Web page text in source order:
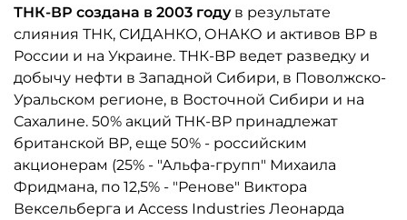
ТНК-ВР создана в 2003 году в результате
слияния ТНК, СИДАНКО, ОНАКО и активов ВР в
России и на Украине. ТНК-BP ведет разведку и
добычу нефти в Западной Сибири, в Поволжско-
Уральском регионе, в Восточной Сибири и на
Сахалине. 50% акций ТНК-ВР принадлежат
британской BP, еще 50% - российским
акционерам (25% - "Альфа-групп" Михаила
Фридмана, по 12,5% - "Ренове" Виктора
Вексельберга и Access Industries Леонарда